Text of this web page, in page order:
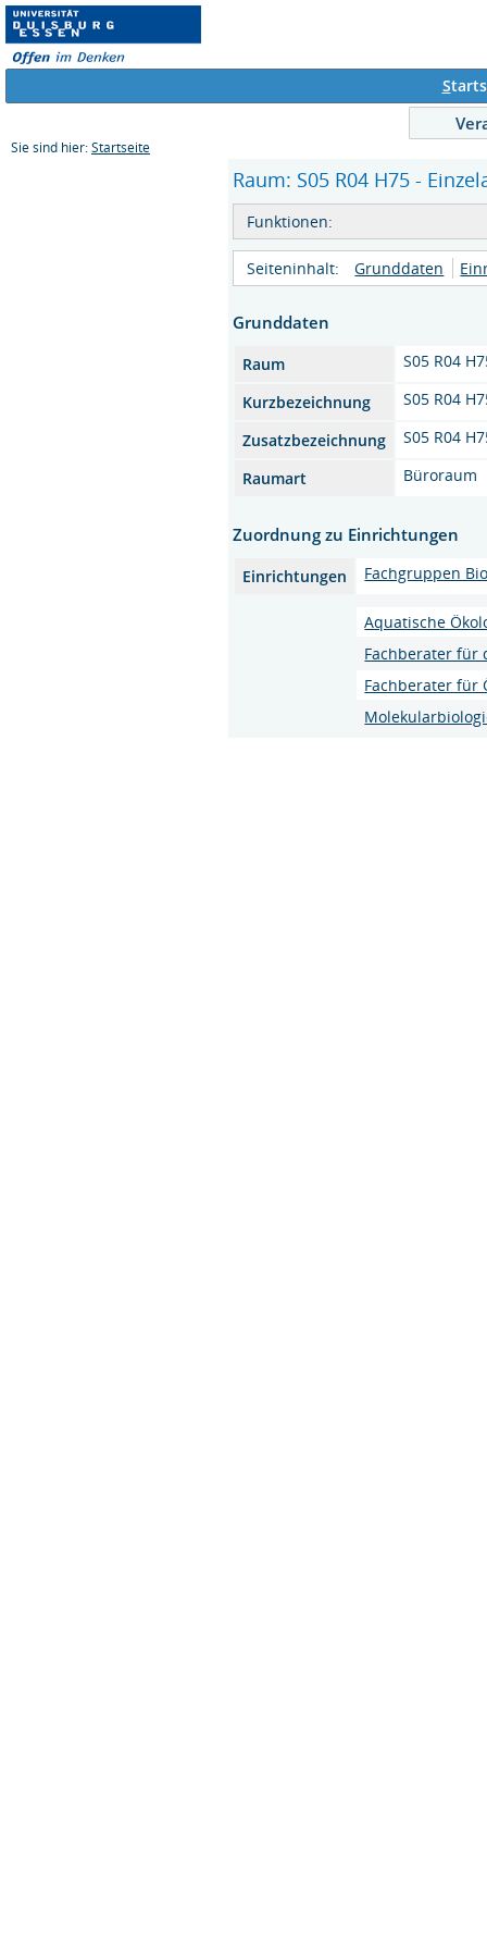
S
Sie sind hier: Startseite
Raum: S05 R04 H75 -
Funktionen:
Seiteninhalt: Grunddaten
Grunddaten
Raum
S05 R04
Kurzbezeichnung
S05 R04
Zusatzbezeichnung
S05 R04
Raumart
Büroraum
Zuordnung zu Einrichtungen
Einrichtungen Fachgruppen
Aquatische
Fachberater für
Fachberater für